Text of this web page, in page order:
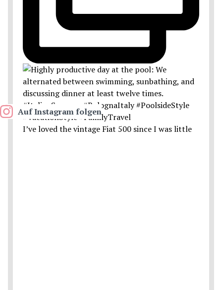
I’ve loved the vintage Fiat 500 since I was little
Auf Instagram folgen